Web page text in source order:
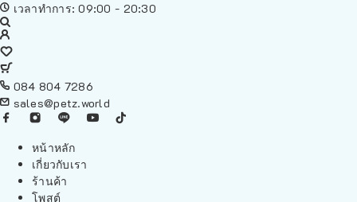
เวลาทำการ: 09:00 - 20:30
084 804 7286
sales@petz.world
หน้าหลัก
เกี่ยวกับเรา
ร้านค้า
โพสต์